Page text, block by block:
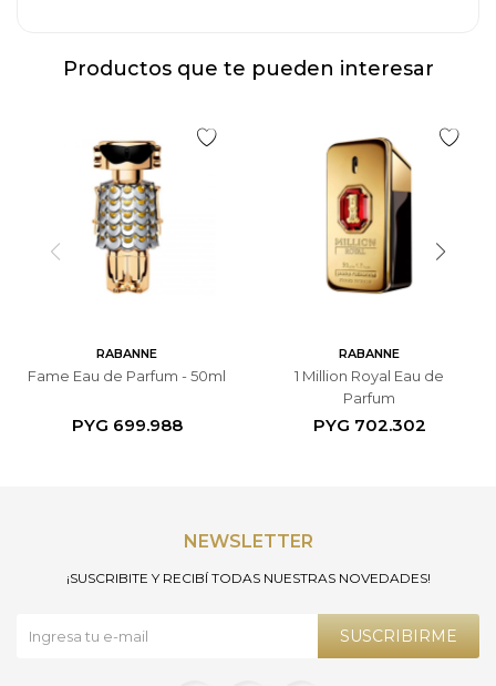
Productos que te pueden interesar
RABANNE
Fame Eau de Parfum - 50ml
PYG 699.988
RABANNE
1 Million Royal Eau de
Parfum
PYG 702.302
NEWSLETTER
¡SUSCRIBITE Y RECIBÍ TODAS NUESTRAS NOVEDADES!
SUSCRIBIRME